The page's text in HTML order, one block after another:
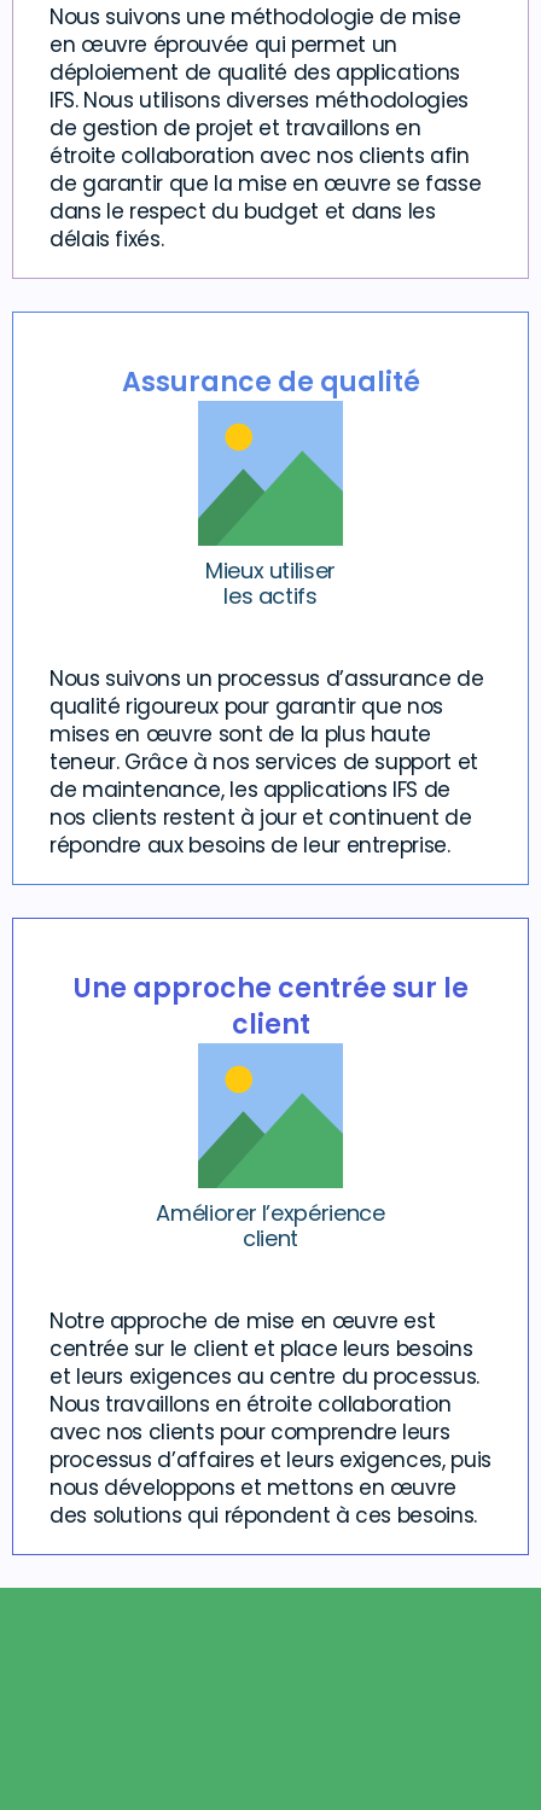
Nous suivons une méthodologie de mise
en œuvre éprouvée qui permet un
déploiement de qualité des applications
IFS. Nous utilisons diverses méthodologies
de gestion de projet et travaillons en
étroite collaboration avec nos clients afin
de garantir que la mise en œuvre se fasse
dans le respect du budget et dans les
délais fixés.
Assurance de qualité
Mieux utiliser
les actifs
Nous suivons un processus d’assurance de
qualité rigoureux pour garantir que nos
mises en œuvre sont de la plus haute
teneur. Grâce à nos services de support et
de maintenance, les applications IFS de
nos clients restent à jour et continuent de
répondre aux besoins de leur entreprise.
Une approche centrée sur le
client
Améliorer l’expérience
client
Notre approche de mise en œuvre est
centrée sur le client et place leurs besoins
et leurs exigences au centre du processus.
Nous travaillons en étroite collaboration
avec nos clients pour comprendre leurs
processus d’affaires et leurs exigences, puis
nous développons et mettons en œuvre
des solutions qui répondent à ces besoins.